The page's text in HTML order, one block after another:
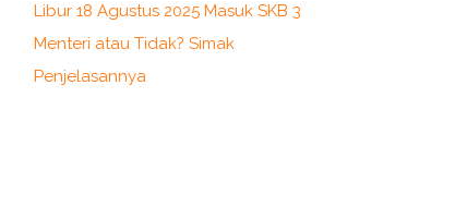
Libur 18 Agustus 2025 Masuk SKB 3
Menteri atau Tidak? Simak
Penjelasannya